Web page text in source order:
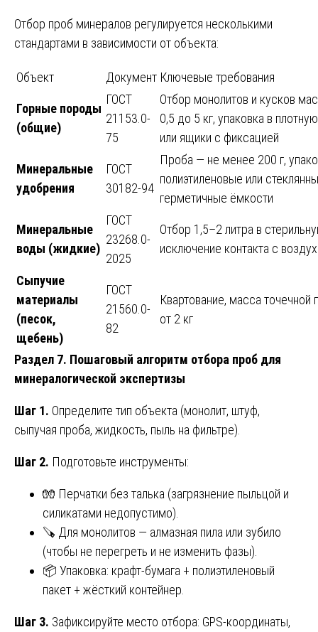
Отбор проб минералов регулируется несколькими
стандартами в зависимости от объекта:
Объект Документ Ключевые требования
Горные породы
(общие)
ГОСТ
21153.0-
75
Отбор монолитов и кусков
0,5 до 5 кг, упаковка в
или ящики с фиксацией
Минеральные
удобрения
ГОСТ
30182-94
Проба — не менее 200 г,
полиэтиленовые или
герметичные ёмкости
Минеральные
воды (жидкие)
ГОСТ
23268.0-
2025
Отбор 1,5–2 литра в
исключение контакта с
Сыпучие
материалы
(песок,
щебень)
ГОСТ
21560.0-
82
Квартование, масса
от 2 кг
Раздел 7. Пошаговый алгоритм отбора проб для
минералогической экспертизы
Шаг 1. Определите тип объекта (монолит, штуф,
сыпучая проба, жидкость, пыль на фильтре).
Шаг 2. Подготовьте инструменты:
🧤 Перчатки без талька (загрязнение пыльцой и
силикатами недопустимо).
🪚 Для монолитов — алмазная пила или зубило
(чтобы не перегреть и не изменить фазы).
📦 Упаковка: крафт-бумага + полиэтиленовый
пакет + жёсткий контейнер.
Шаг 3. Зафиксируйте место отбора: GPS-координаты,